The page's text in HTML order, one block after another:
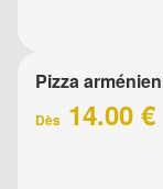
Pizza
Dès 14.00 €